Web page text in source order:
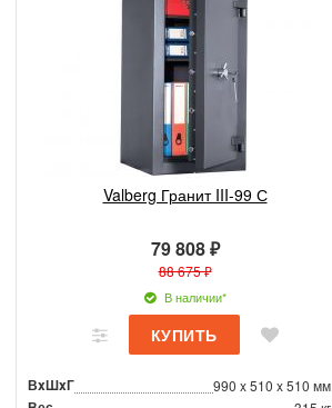
Valberg Гранит III-99 С
79 808 ₽
88 675 ₽
В наличии*
ВxШxГ 990 x 510 x 510 мм